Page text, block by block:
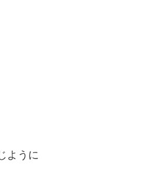
ように